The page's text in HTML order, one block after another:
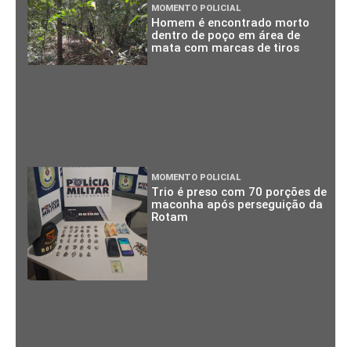
MOMENTO POLICIAL
Homem é encontrado morto
dentro de poço em área de
mata com marcas de tiros
MOMENTO POLICIAL
Trio é preso com 70 porções de
maconha após perseguição da
Rotam